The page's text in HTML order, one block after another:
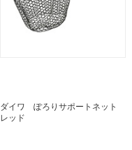
ダイワ ぽろりサポートネット
レッド